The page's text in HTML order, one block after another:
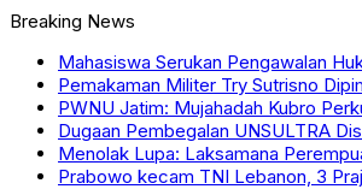
Breaking News
Mahasiswa Serukan Pengawalan
Pemakaman Militer Try Sutrisno
PWNU Jatim: Mujahadah Kubro
Dugaan Pembegalan UNSULTRA
Menolak Lupa: Laksamana
Prabowo kecam TNI Lebanon, 3